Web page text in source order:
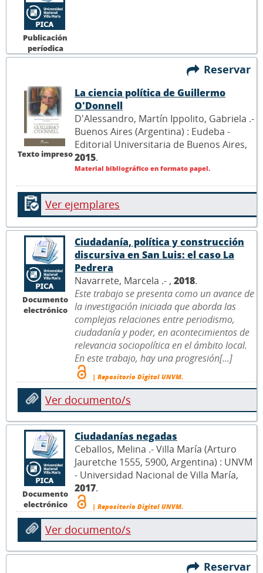
Publicación
períodica
Reservar
Texto impreso
La ciencia política de Guillermo
O'Donnell
D'Alessandro, Martín Ippolito, Gabriela .-
Buenos Aires (Argentina) : Eudeba -
Editorial Universitaria de Buenos Aires,
2015.
Material bibliográfico en formato papel.
Ver ejemplares
Documento
electrónico
Ciudadanía, política y construcción
discursiva en San Luis: el caso La
Pedrera
Navarrete, Marcela .- , 2018.
Este trabajo se presenta como un avance de
la investigación iniciada que aborda las
complejas relaciones entre periodismo,
ciudadanía y poder, en acontecimientos de
relevancia sociopolítica en el ámbito local.
En este trabajo, hay una progresión[...]
| Repositorio Digital UNVM.
Ver documento/s
Documento
electrónico
Ciudadanías negadas
Ceballos, Melina .- Villa María (Arturo
Jauretche 1555, 5900, Argentina) : UNVM
- Universidad Nacional de Villa María,
2017.
| Repositorio Digital UNVM.
Ver documento/s
Reservar